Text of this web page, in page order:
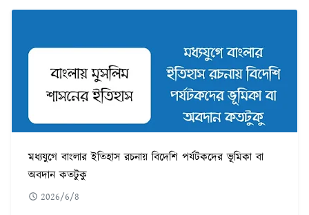
মধ্যযুগে বাংলার ইতিহাস রচনায় বিদেশি পর্যটকদের ভূমিকা বা
অবদান কতটুকু
2026/6/8